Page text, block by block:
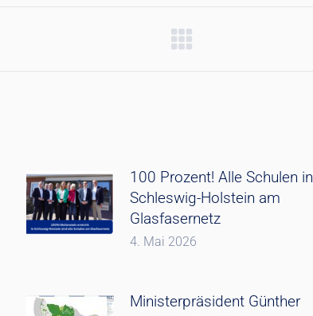
100 Prozent! Alle Schulen in
Schleswig-Holstein am
Glasfasernetz
4. Mai 2026
Ministerpräsident Günther